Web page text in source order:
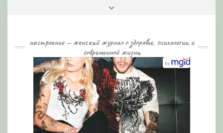
настроение — женский журнал о здоровье, психологии и
современной жизни